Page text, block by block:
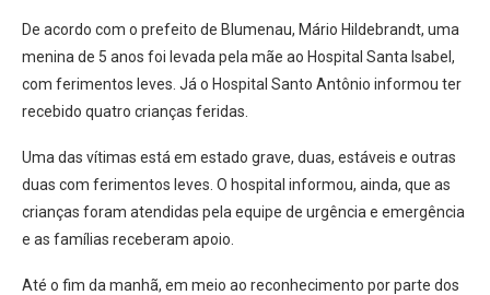
De acordo com o prefeito de Blumenau, Mário Hildebrandt, uma
menina de 5 anos foi levada pela mãe ao Hospital Santa Isabel,
com ferimentos leves. Já o Hospital Santo Antônio informou ter
recebido quatro crianças feridas.
Uma das vítimas está em estado grave, duas, estáveis e outras
duas com ferimentos leves. O hospital informou, ainda, que as
crianças foram atendidas pela equipe de urgência e emergência
e as famílias receberam apoio.
Até o fim da manhã, em meio ao reconhecimento por parte dos